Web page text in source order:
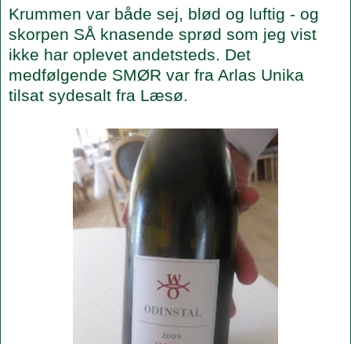
Krummen var både sej, blød og luftig - og
skorpen SÅ knasende sprød som jeg vist
ikke har oplevet andetsteds. Det
medfølgende SMØR var fra Arlas Unika
tilsat sydesalt fra Læsø.